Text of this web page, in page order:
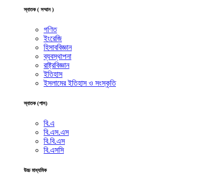
স্নাতক ( সম্মান )
গণিত
ইংরেজি
হিসাববিজ্ঞান
ব্যবস্থাপনা
রাষ্ট্রবিজ্ঞান
ইতিহাস
ইসলামের ইতিহাস ও সংস্কৃতি
স্নাতক (পাস)
বি.এ
বি.এস.এস
বি.বি.এস
বি.এসসি
উচ্চ মাধ্যমিক